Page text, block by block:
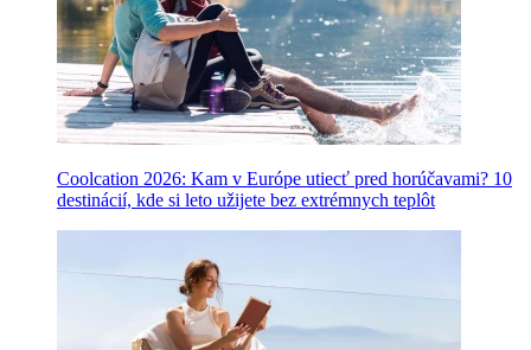
Coolcation 2026: Kam v Európe utiecť pred horúčavami? 10
destinácií, kde si leto užijete bez extrémnych teplôt